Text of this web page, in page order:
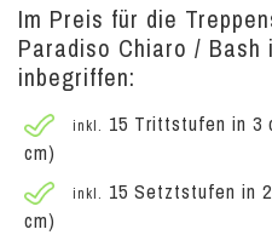
Im Preis für die
Paradiso Chiaro / Bash
inbegriffen:
inkl. 15 Trittstufen in 3
cm)
inkl. 15 Setztstufen in
cm)